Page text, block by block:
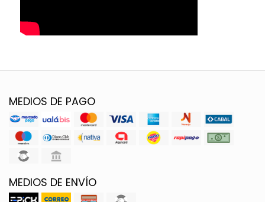
MEDIOS DE PAGO
MEDIOS DE ENVÍO